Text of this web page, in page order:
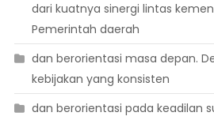
dari kuatnya sinergi lintas
Pemerintah daerah
dan berorientasi masa depan.
kebijakan yang konsisten
dan berorientasi pada keadilan